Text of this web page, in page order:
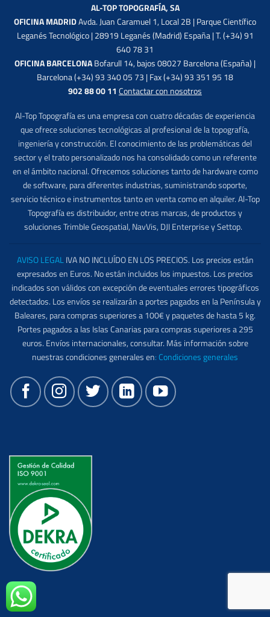
AL-TOP TOPOGRAFÍA, SA
OFICINA MADRIDAvda. Juan Caramuel 1, Local 2B | Parque Científico
Leganés Tecnológico | 28919 Leganés (Madrid) España | T. (+34) 91
640 78 31
OFICINA BARCELONABofarull 14, bajos 08027 Barcelona (España) |
Barcelona (+34) 93 340 05 73 | Fax (+34) 93 351 95 18
902 88 00 11 Contactar con nosotros
Al-Top Topografía es una empresa con cuatro décadas de experiencia
que ofrece soluciones tecnológicas al profesional de la topografía,
ingeniería y construcción. El conocimiento de las problemáticas del
sector y el trato personalizado nos ha consolidado como un referente
en el ámbito nacional. Ofrecemos soluciones tanto de hardware como
de software, para diferentes industrias, suministrando soporte,
servicio técnico e instrumentos tanto en venta como en alquiler. Al-Top
Topografía es distribuidor, entre otras marcas, de productos y
soluciones Trimble Geospatial, NavVis, DJI Enterprise y Settop.
AVISO LEGALIVA NO INCLUÍDO EN LOS PRECIOS. Los precios están
expresados en Euros. No están incluidos los impuestos. Los precios
indicados son válidos con excepción de eventuales errores tipográficos
detectados. Los envíos se realizarán a portes pagados en la Península y
Baleares, para compras superiores a 100€ y paquetes de hasta 5 kg.
Portes pagados a las Islas Canarias para compras superiores a 295
euros. Envíos internacionales, consultar. Más información sobre
nuestras condiciones generales en: Condiciones generales